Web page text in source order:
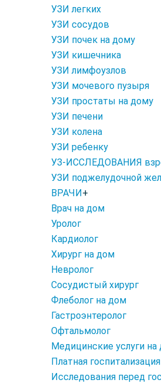
УЗИ легких
УЗИ сосудов
УЗИ почек на дому
УЗИ кишечника
УЗИ лимфоузлов
УЗИ мочевого пузыря
УЗИ простаты на дому
УЗИ печени
УЗИ колена
УЗИ ребенку
УЗ-ИССЛЕДОВАНИЯ
УЗИ поджелудочной
ВРАЧИ+
Врач на дом
Уролог
Кардиолог
Хирург на дом
Невролог
Сосудистый хирург
Флеболог на дом
Гастроэнтеролог
Офтальмолог
Медицинские услуги на
Платная
Исследования перед